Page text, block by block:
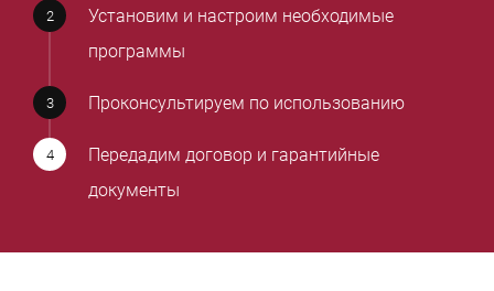
Установим и настроим необходимые
программы
Проконсультируем по использованию
Передадим договор и гарантийные
документы